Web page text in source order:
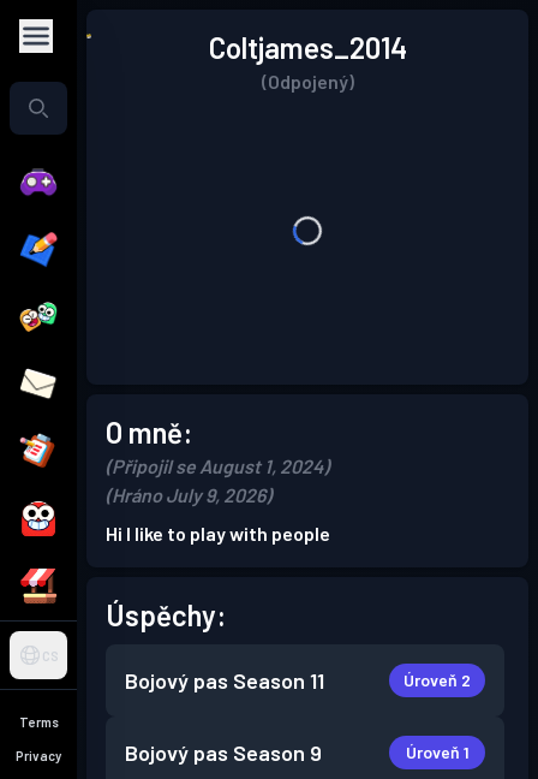
CS
Terms
Privacy
Coltjames_2014
(Odpojený)
O mně:
(Připojil se August 1, 2024)
(Hráno July 9, 2026)
Hi I like to play with people
Úspěchy:
Bojový pas Season 11 Úroveň 2
Bojový pas Season 9 Úroveň 1